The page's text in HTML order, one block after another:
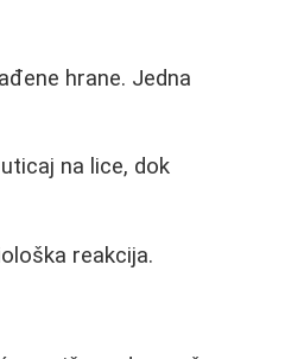
hrane. Jedna
na lice, dok
reakcija.